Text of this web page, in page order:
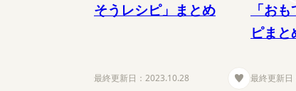
そうレシピ」まとめ
最終更新日： 2023.10.28
「お
ピまと
最終更新日